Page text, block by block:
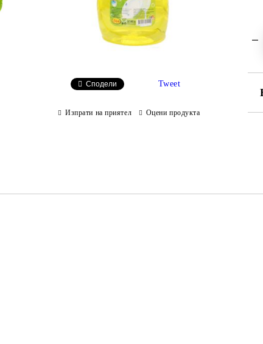
Сподели Tweet
Изпрати на приятел Оцени продукта